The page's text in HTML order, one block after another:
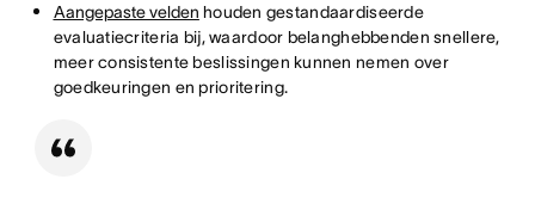
Aangepaste velden houden gestandaardiseerde
evaluatiecriteria bij, waardoor belanghebbenden snellere,
meer consistente beslissingen kunnen nemen over
goedkeuringen en prioritering.